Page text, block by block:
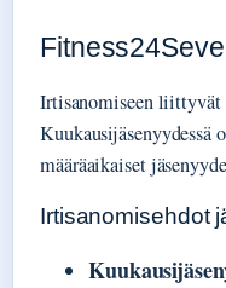
Irtisanomiseen liittyvät
Kuukausijäsenyydessä
määräaikaiset
Irtisanomisehdot